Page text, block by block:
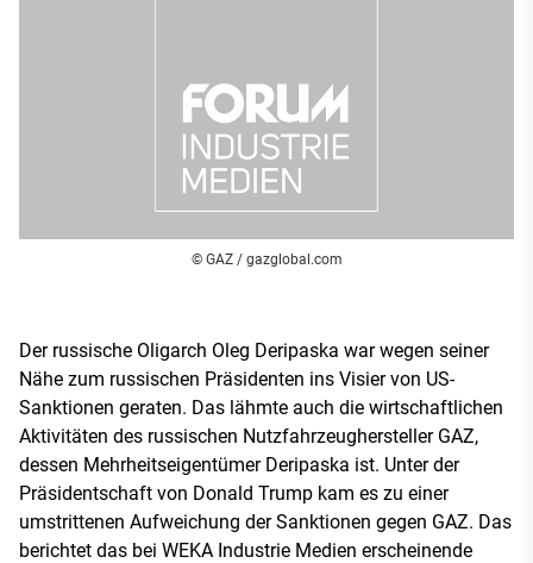
© GAZ / gazglobal.com
Der russische Oligarch Oleg Deripaska war wegen seiner
Nähe zum russischen Präsidenten ins Visier von US-
Sanktionen geraten. Das lähmte auch die wirtschaftlichen
Aktivitäten des russischen Nutzfahrzeughersteller GAZ,
dessen Mehrheitseigentümer Deripaska ist. Unter der
Präsidentschaft von Donald Trump kam es zu einer
umstrittenen Aufweichung der Sanktionen gegen GAZ. Das
berichtet das bei WEKA Industrie Medien erscheinende